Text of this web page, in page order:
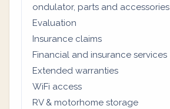
ondulator, parts and accessories
Evaluation
Insurance claims
Financial and insurance services
Extended warranties
WiFi access
RV & motorhome storage